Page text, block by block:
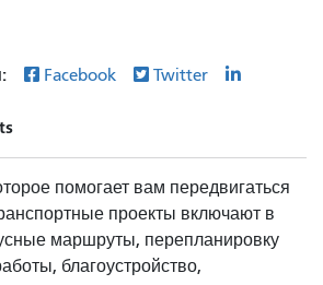
Facebook
Twitter
помогает вам передвигаться
проекты включают в
маршруты, перепланировку
благоустройство,